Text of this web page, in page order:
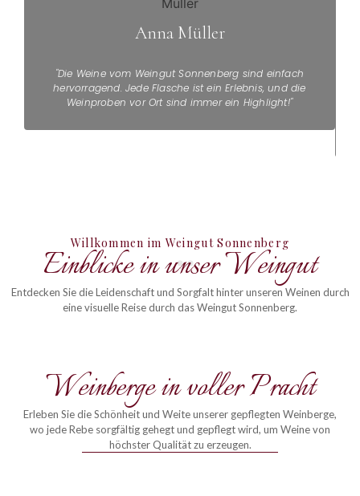
Anna Müller
"Die Weine vom Weingut Sonnenberg sind einfach
hervorragend. Jede Flasche ist ein Erlebnis, und die
Weinproben vor Ort sind immer ein Highlight!"
Willkommen im Weingut Sonnenberg
Einblicke in unser Weingut
Entdecken Sie die Leidenschaft und Sorgfalt hinter unseren Weinen durch
eine visuelle Reise durch das Weingut Sonnenberg.
Weinberge in voller Pracht
Erleben Sie die Schönheit und Weite unserer gepflegten Weinberge,
wo jede Rebe sorgfältig gehegt und gepflegt wird, um Weine von
höchster Qualität zu erzeugen.